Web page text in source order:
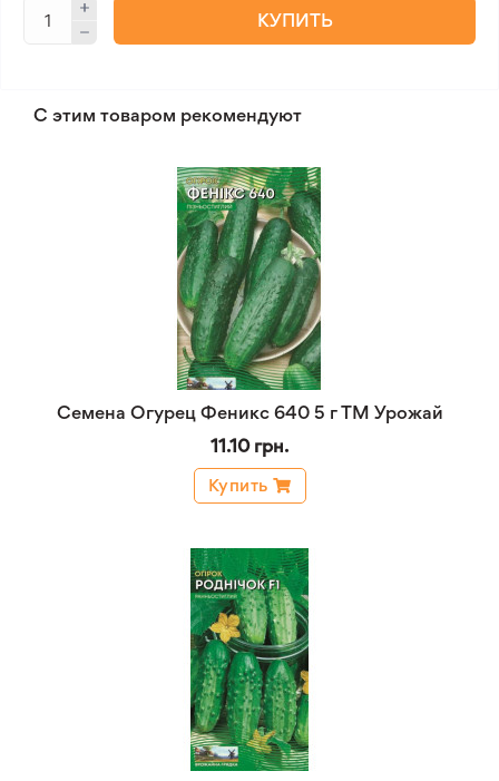
КУПИТЬ
С этим товаром рекомендуют
Семена Огурец Феникс 640 5 г ТМ Урожай
11.10 грн.
Купить